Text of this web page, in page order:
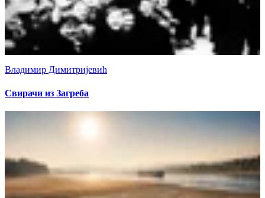
Владимир Димитријевић
Свирачи из Загреба